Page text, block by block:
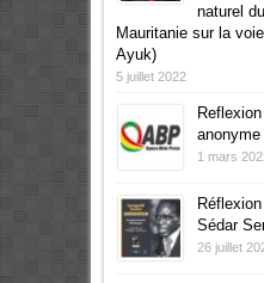
naturel
Mauritanie sur la
Ayuk)
5 juillet 2022
anonyme
1 mars
Sédar
26 juillet